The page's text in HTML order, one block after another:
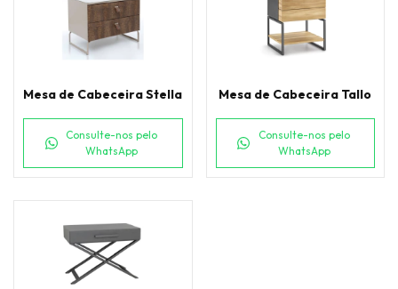
Mesa de Cabeceira Stella
Consulte-nos pelo
WhatsApp
Mesa de Cabeceira Tallo
Consulte-nos pelo
WhatsApp